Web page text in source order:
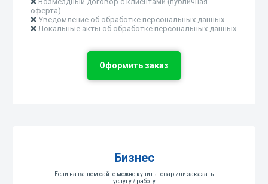
оферта)
❌ Уведомление об обработке персональных данных
❌ Локальные акты об обработке персональных данных
Оформить заказ
Бизнес
Если на вашем сайте можно купить товар или заказать
услугу / работу